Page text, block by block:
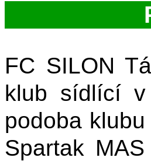
FC SILON
klub sídlící v
podoba
Spartak